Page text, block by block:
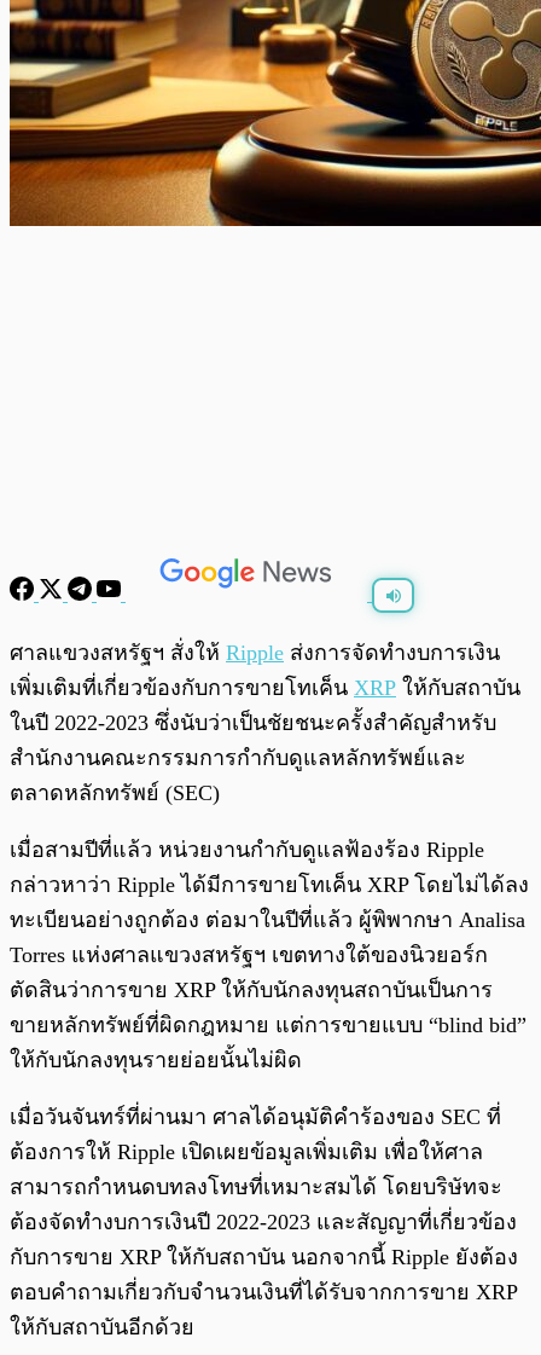
0:00
ศาลแขวงสหรัฐฯ สั่งให้ Ripple ส่งการจัดทำงบการเงิน
เพิ่มเติมที่เกี่ยวข้องกับการขายโทเค็น XRP ให้กับสถาบัน
ในปี 2022-2023 ซึ่งนับว่าเป็นชัยชนะครั้งสำคัญสำหรับ
สำนักงานคณะกรรมการกำกับดูแลหลักทรัพย์และ
ตลาดหลักทรัพย์ (SEC)
เมื่อสามปีที่แล้ว หน่วยงานกำกับดูแลฟ้องร้อง Ripple
กล่าวหาว่า Ripple ได้มีการขายโทเค็น XRP โดยไม่ได้ลง
ทะเบียนอย่างถูกต้อง ต่อมาในปีที่แล้ว ผู้พิพากษา Analisa
Torres แห่งศาลแขวงสหรัฐฯ เขตทางใต้ของนิวยอร์ก
ตัดสินว่าการขาย XRP ให้กับนักลงทุนสถาบันเป็นการ
ขายหลักทรัพย์ที่ผิดกฎหมาย แต่การขายแบบ “blind bid”
ให้กับนักลงทุนรายย่อยนั้นไม่ผิด
เมื่อวันจันทร์ที่ผ่านมา ศาลได้อนุมัติคำร้องของ SEC ที่
ต้องการให้ Ripple เปิดเผยข้อมูลเพิ่มเติม เพื่อให้ศาล
สามารถกำหนดบทลงโทษที่เหมาะสมได้ โดยบริษัทจะ
ต้องจัดทำงบการเงินปี 2022-2023 และสัญญาที่เกี่ยวข้อง
กับการขาย XRP ให้กับสถาบัน นอกจากนี้ Ripple ยังต้อง
ตอบคำถามเกี่ยวกับจำนวนเงินที่ได้รับจากการขาย XRP
ให้กับสถาบันอีกด้วย